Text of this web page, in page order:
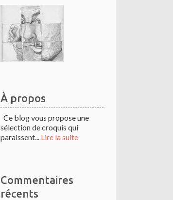
À propos
Ce blog vous propose une
sélection de croquis qui
paraissent... Lire la suite
Commentaires
récents